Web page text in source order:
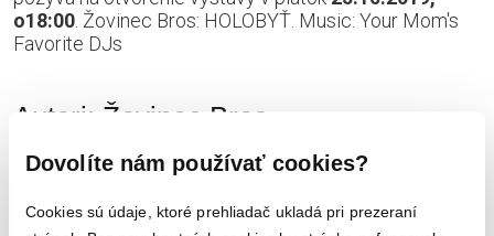
o18:00 . Žovinec Bros: HOLOBYŤ. Music: Your Mom's
Favorite DJs
Autori: Žovinec Bros
Jozef Žovinec (1981) a Martin Žovinec (1982) sú dvaja bratia.
Absolvovali štúdium na Škole úžitkového výtvarníctva v Kremnici,
Tomáša Bati v Zlíne (Fakulta multimediálnej komunikácie).
Magisterský titul získal Jozef na Akadémií umení v Banskej
Dovolíte nám používať cookies?
Cookies sú údaje, ktoré prehliadač ukladá pri prezeraní